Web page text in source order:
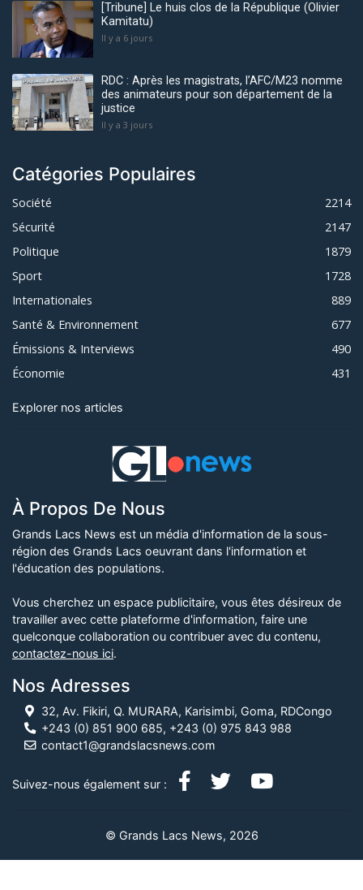
[Tribune] Le huis clos de la République (Olivier
Kamitatu)
Il y a 6 jours
RDC : Après les magistrats, l’AFC/M23 nomme
des animateurs pour son département de la
justice
Il y a 3 jours
Catégories Populaires
Société
2214
Sécurité
2147
Politique
1879
Sport
1728
Internationales
889
Santé & Environnement
677
Émissions & Interviews
490
Économie
431
Explorer nos articles
À Propos De Nous
Grands Lacs News est un média d'information de la sous-
région des Grands Lacs oeuvrant dans l'information et
l'éducation des populations.
Vous cherchez un espace publicitaire, vous êtes désireux de
travailler avec cette plateforme d'information, faire une
quelconque collaboration ou contribuer avec du contenu,
contactez-nous ici.
Nos Adresses
32, Av. Fikiri, Q. MURARA, Karisimbi, Goma, RDCongo
+243 (0) 851 900 685, +243 (0) 975 843 988
contact1@grandslacsnews.com
Suivez-nous également sur :
© Grands Lacs News, 2026